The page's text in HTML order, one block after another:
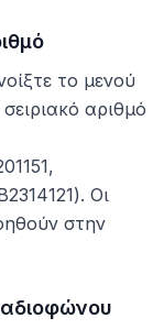
το μενού
αριθμό
Οι
στην